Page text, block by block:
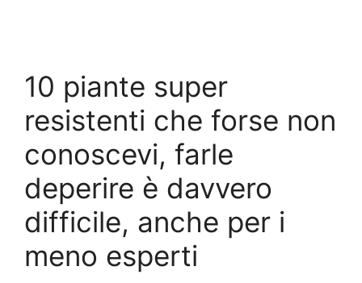
10 piante super
resistenti che forse non
conoscevi, farle
deperire è davvero
difficile, anche per i
meno esperti